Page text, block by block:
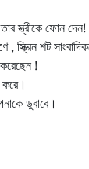
স্ত্রীকে ফোন দেন!
শট
!
ডুবাবে।